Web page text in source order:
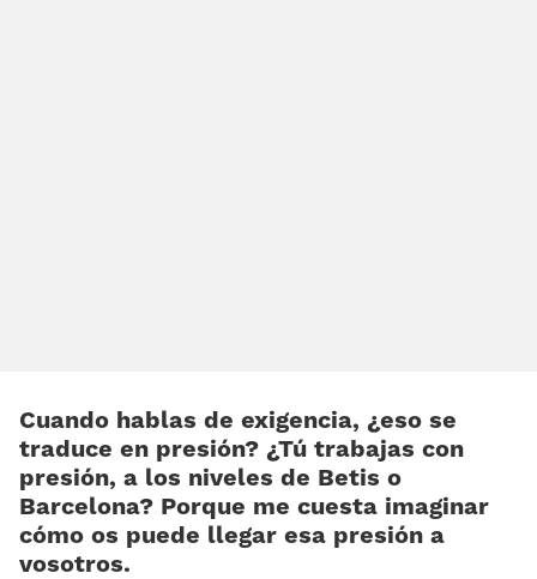
Cuando hablas de exigencia, ¿eso se
traduce en presión? ¿Tú trabajas con
presión, a los niveles de Betis o
Barcelona? Porque me cuesta imaginar
cómo os puede llegar esa presión a
vosotros.